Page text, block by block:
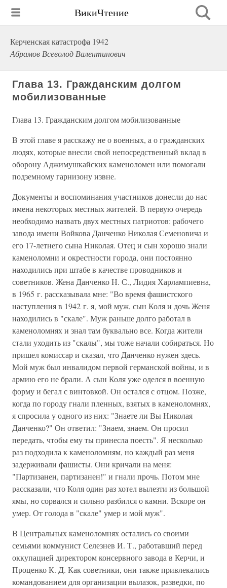
ВикиЧтение
Керченская катастрофа 1942
Абрамов Всеволод Валентинович
Глава 13. Гражданским долгом
мобилизованные
Глава 13. Гражданским долгом мобилизованные
В этой главе я расскажу не о военных, а о гражданских
людях, которые внесли свой непосредственный вклад в
оборону Аджимушкайских каменоломен или помогали
подземному гарнизону извне.
Документы и воспоминания участников донесли до нас
имена некоторых местных жителей. В первую очередь
необходимо назвать двух местных патриотов: рабочего
завода имени Войкова Данченко Николая Семеновича и
его 17-летнего сына Николая. Отец и сын хорошо знали
каменоломни и окрестности города, они постоянно
находились при штабе в качестве проводников и
советников. Жена Данченко Н. С., Лидия Харлампиевна,
в 1965 г. рассказывала мне: "Во время фашистского
наступления в 1942 г. я, мой муж, сын Коля и дочь Женя
находились в "скале". Муж раньше долго работал в
каменоломнях и знал там буквально все. Когда жители
стали уходить из "скалы", мы тоже начали собираться. Но
пришел комиссар и сказал, что Данченко нужен здесь.
Мой муж был инвалидом первой германской войны, и в
армию его не брали. А сын Коля уже оделся в военную
форму и бегал с винтовкой. Он остался с отцом. Позже,
когда по городу гнали пленных, взятых в каменоломнях,
я спросила у одного из них: "Знаете ли Вы Николая
Данченко?" Он ответил: "Знаем, знаем. Он просил
передать, чтобы ему ты принесла поесть". Я несколько
раз подходила к каменоломням, но каждый раз меня
задерживали фашисты. Они кричали на меня:
"Партизанен, партизанен!" и гнали прочь. Потом мне
рассказали, что Коля один раз хотел вылезти из большой
ямы, но сорвался и сильно разбился о камни. Вскоре он
умер. От голода в "скале" умер и мой муж".
В Центральных каменоломнях остались со своими
семьями коммунист Селезнев И. Т., работавший перед
оккупацией директором консервного завода в Керчи, и
Проценко К. Д. Как советники, они также привлекались
командованием для организации вылазок, разведки, по